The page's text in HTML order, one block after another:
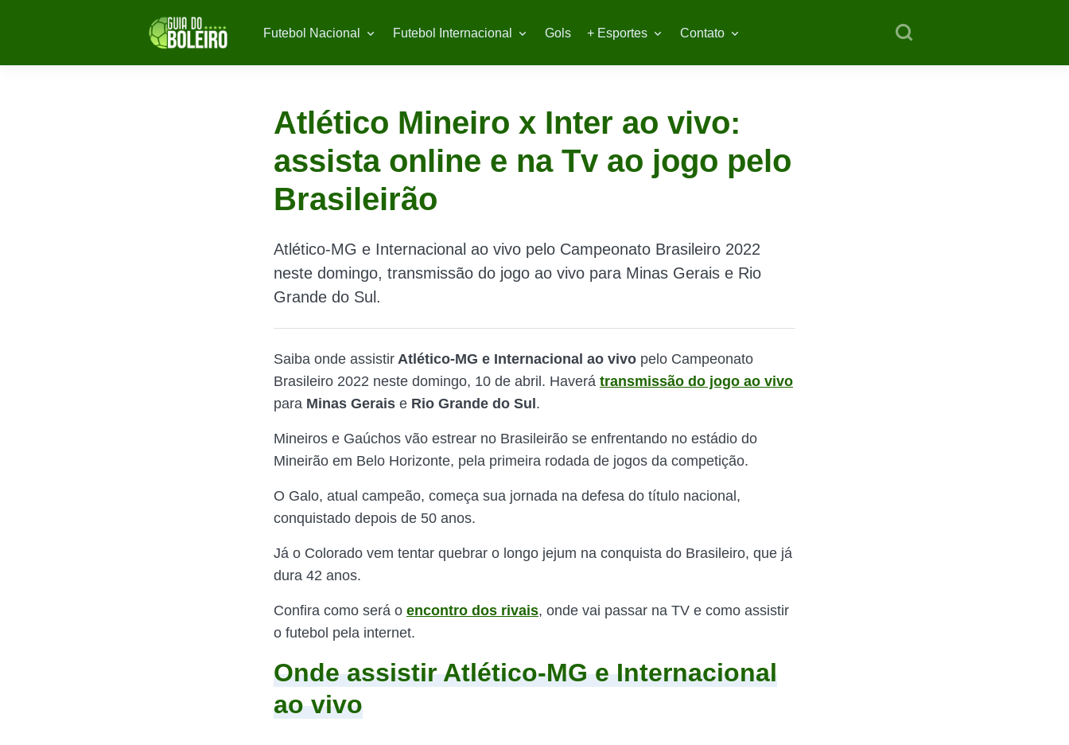
Futebol Nacional Futebol Internacional Gols + Esportes Contato
Atlético Mineiro x Inter ao vivo:
assista online e na Tv ao jogo pelo
Brasileirão
Atlético-MG e Internacional ao vivo pelo Campeonato Brasileiro 2022
neste domingo, transmissão do jogo ao vivo para Minas Gerais e Rio
Grande do Sul.
Saiba onde assistir Atlético-MG e Internacional ao vivo pelo Campeonato
Brasileiro 2022 neste domingo, 10 de abril. Haverá transmissão do jogo ao vivo
para Minas Gerais e Rio Grande do Sul .
Mineiros e Gaúchos vão estrear no Brasileirão se enfrentando no estádio do
Mineirão em Belo Horizonte, pela primeira rodada de jogos da competição.
O Galo, atual campeão, começa sua jornada na defesa do título nacional,
conquistado depois de 50 anos.
Já o Colorado vem tentar quebrar o longo jejum na conquista do Brasileiro, que já
dura 42 anos.
Confira como será o encontro dos rivais, onde vai passar na TV e como assistir
o futebol pela internet.
Onde assistirAtlético-MG e Internacional
ao vivo